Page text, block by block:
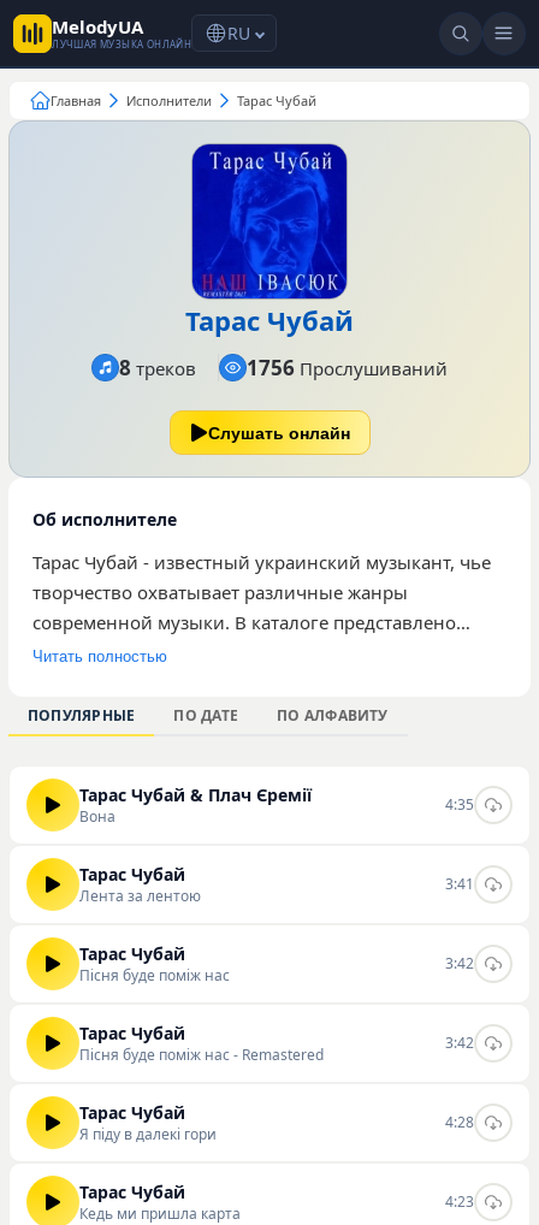
MelodyUA
ЛУЧШАЯ МУЗЫКА ОНЛАЙН RU
Главная Исполнители Тарас Чубай
Тарас Чубай
8 треков 1756 Прослушиваний
Слушать онлайн
Об исполнителе
Тарас Чубай - известный украинский музыкант, чье
творчество охватывает различные жанры
современной музыки. В каталоге представлено
восемь композиций исполнителя, среди которых
прослушиваний являются «Вона», «Лента за
лентою» и «Пісня буде поміж нас». Общее
сайте составляет 952. Музыка артиста
ориентирована на широкую аудиторию, которая
ценит содержательные тексты и характерную
авторскую манеру исполнения. Композиции
важной частью украинского культурного
пространства. Вы можете слушать и скачивать треки
этого исполнителя непосредственно на нашем
сайте.
Читать полностью
ПОПУЛЯРНЫЕ ПО ДАТЕ ПО АЛФАВИТУ
Тарас Чубай & Плач Єремії
Вона
4:35
Тарас Чубай
Лента за лентою
3:41
Тарас Чубай
Пісня буде поміж нас
3:42
Тарас Чубай
Пісня буде поміж нас - Remastered
3:42
Тарас Чубай
Я піду в далекі гори
4:28
Тарас Чубай
Кедь ми пришла карта
4:23